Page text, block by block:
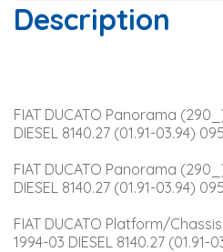
Description
FIAT DUCATO Panorama
DIESEL 8140.27 (01.91-03.94) 095
FIAT DUCATO Panorama
DIESEL 8140.27 (01.91-03.94) 095
FIAT DUCATO Platform/
1994-03 DIESEL 8140.27 (01.91-